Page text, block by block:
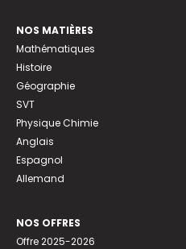
NOS MATIÈRES
Mathématiques
Histoire
Géographie
SVT
Physique Chimie
Anglais
Espagnol
Allemand
NOS OFFRES
Offre 2025-2026